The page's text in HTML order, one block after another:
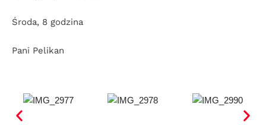
Środa, 8 godzina
Pani Pelikan